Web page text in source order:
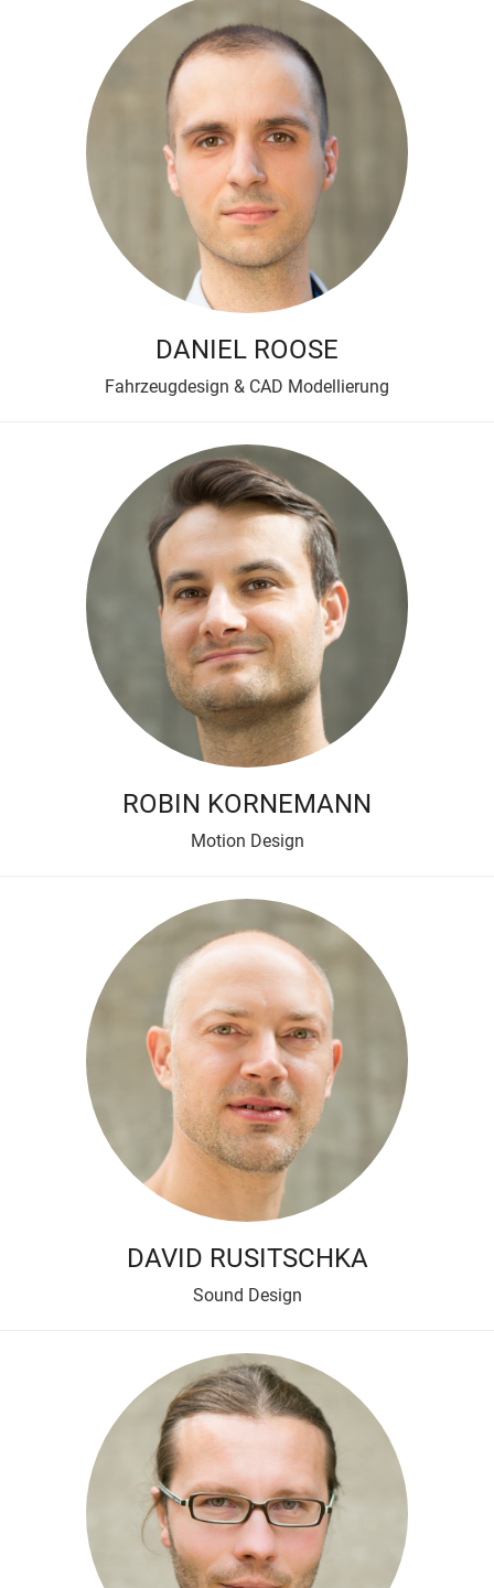
DANIEL ROOSE
Fahrzeugdesign & CAD Modellierung
ROBIN KORNEMANN
Motion Design
DAVID RUSITSCHKA
Sound Design